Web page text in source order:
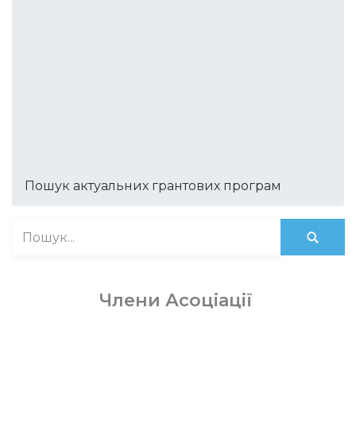
Пошук актуальних грантових програм
Члени Асоціації